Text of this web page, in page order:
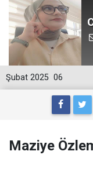
06
Şubat 2025
Maziye